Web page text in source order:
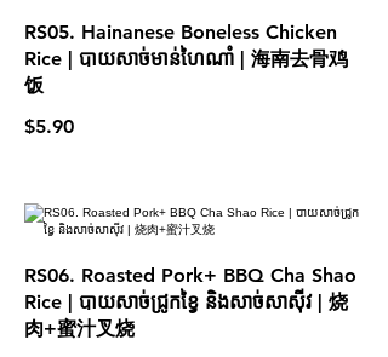
RS05. Hainanese Boneless Chicken
Rice | បាយសាច់មាន់ហៃណាំ | 海南去骨鸡
饭
$5.90
RS06. Roasted Pork+ BBQ Cha Shao
Rice | បាយសាច់ជ្រូកខ្វៃ និងសាច់សាស៊ីវ | 烧
肉+蜜汁叉烧